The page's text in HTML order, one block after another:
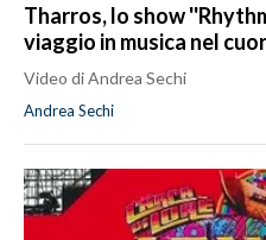
Tharros, lo show
viaggio in musica nel
Video di Andrea Sechi
Andrea Sechi